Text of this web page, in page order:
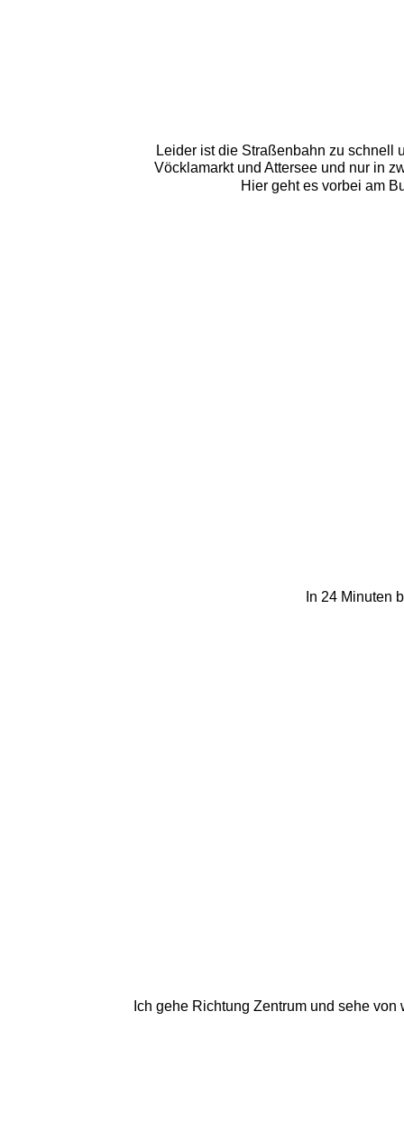
Ich gehe Richtung Zentrum und sehe
Leider ist die Straßenbahn zu schnell
Vöcklamarkt und Attersee und nur in
Hier geht es vorbei am
In 24 Minuten